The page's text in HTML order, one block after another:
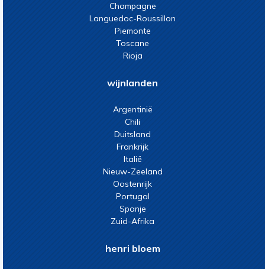
Champagne
Languedoc-Roussillon
Piemonte
Toscane
Rioja
wijnlanden
Argentinië
Chili
Duitsland
Frankrijk
Italië
Nieuw-Zeeland
Oostenrijk
Portugal
Spanje
Zuid-Afrika
henri bloem